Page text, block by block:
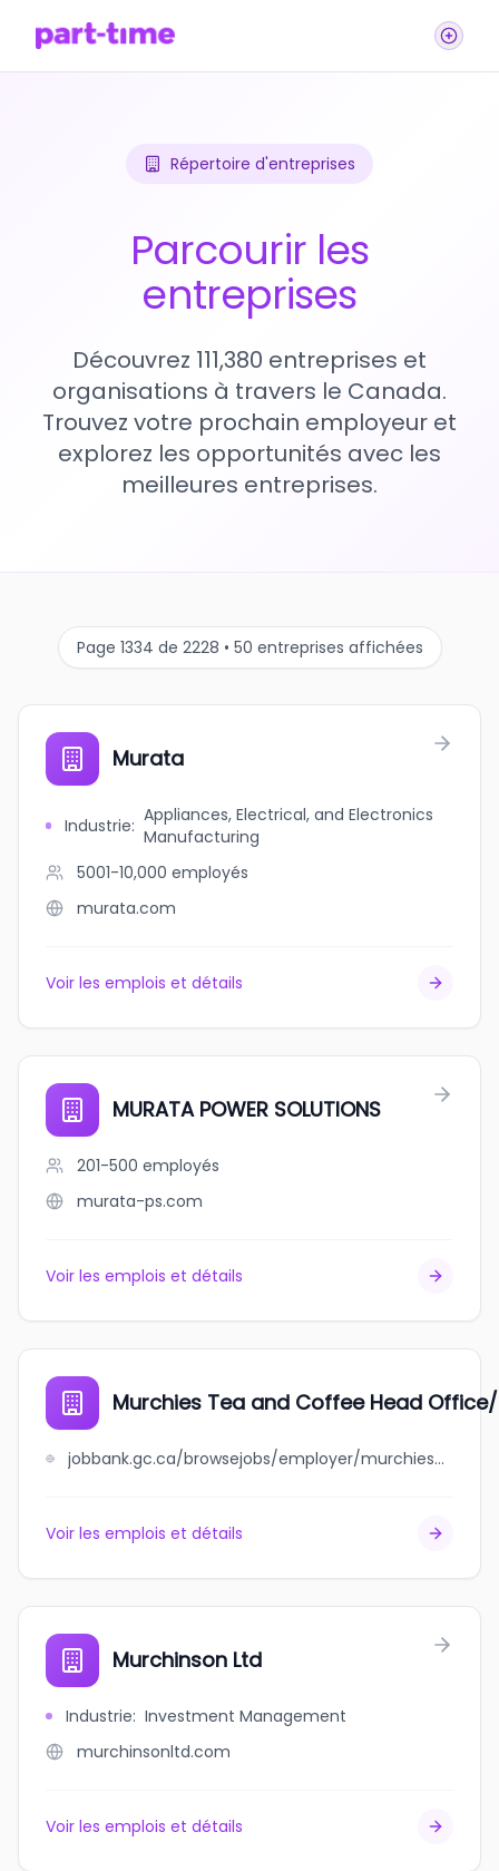
Répertoire d'entreprises
Parcourir les
entreprises
Découvrez 111,380 entreprises et
organisations à travers le Canada.
Trouvez votre prochain employeur et
explorez les opportunités avec les
meilleures entreprises.
Page 1334 de 2228 • 50 entreprises affichées
Murata
Industrie: Appliances, Electrical, and Electronics
Manufacturing
5001-10,000 employés
murata.com
Voir les emplois et détails
MURATA POWER SOLUTIONS
201-500 employés
murata-ps.com
Voir les emplois et détails
Murchies Tea and Coffee Head
jobbank.gc.ca/browsejobs/employer/murchies+tea+and+coffee+head+office%2Fproduction+facility/ca
Voir les emplois et détails
Murchinson Ltd
Industrie: Investment Management
murchinsonltd.com
Voir les emplois et détails